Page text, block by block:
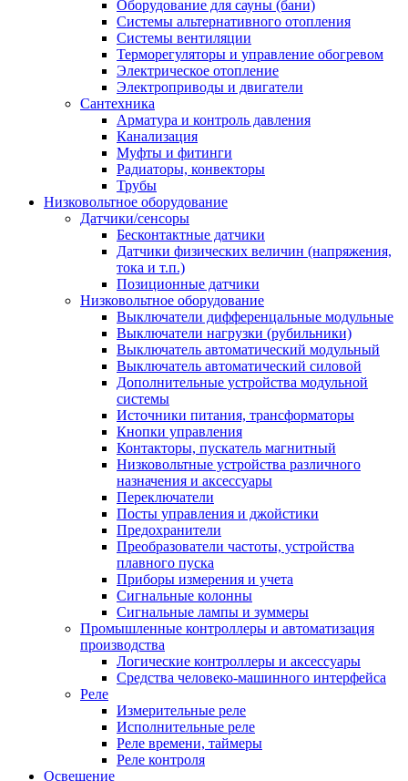
Оборудование для сауны (бани)
Системы альтернативного отопления
Системы вентиляции
Терморегуляторы и управление обогревом
Электрическое отопление
Электроприводы и двигатели
Сантехника
Арматура и контроль давления
Канализация
Муфты и фитинги
Радиаторы, конвекторы
Трубы
Низковольтное оборудование
Датчики/сенсоры
Бесконтактные датчики
Датчики физических величин (напряжения,
тока и т.п.)
Позиционные датчики
Низковольтное оборудование
Выключатели дифференцальные модульные
Выключатели нагрузки (рубильники)
Выключатель автоматический модульный
Выключатель автоматический силовой
Дополнительные устройства модульной
системы
Источники питания, трансформаторы
Кнопки управления
Контакторы, пускатель магнитный
Низковольтные устройства различного
назначения и аксессуары
Переключатели
Посты управления и джойстики
Предохранители
Преобразователи частоты, устройства
плавного пуска
Приборы измерения и учета
Сигнальные колонны
Сигнальные лампы и зуммеры
Промышленные контроллеры и автоматизация
производства
Логические контроллеры и аксессуары
Средства человеко-машинного интерфейса
Реле
Измерительные реле
Исполнительные реле
Реле времени, таймеры
Реле контроля
Освещение